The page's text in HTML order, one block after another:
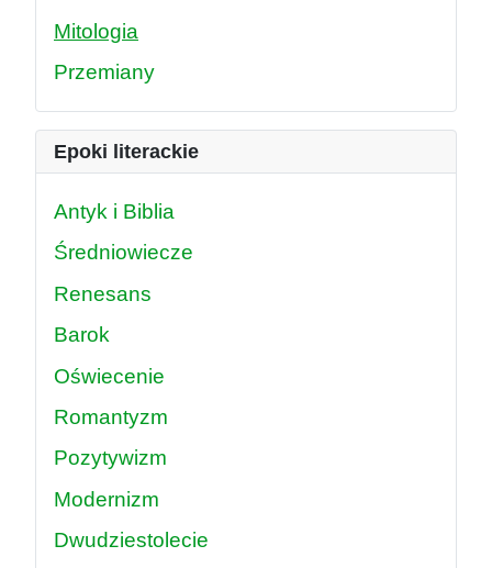
Mitologia
Przemiany
Epoki literackie
Antyk i Biblia
Średniowiecze
Renesans
Barok
Oświecenie
Romantyzm
Pozytywizm
Modernizm
Dwudziestolecie